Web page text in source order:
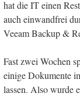
hat die IT einen
auch einwandfrei
Veeam Backup &
Fast zwei Wochen
einige Dokumente
lassen. Also wurde